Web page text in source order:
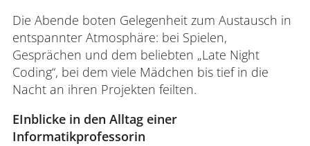
Die Abende boten Gelegenheit zum Austausch in
entspannter Atmosphäre: bei Spielen,
Gesprächen und dem beliebten „Late Night
Coding“, bei dem viele Mädchen bis tief in die
Nacht an ihren Projekten feilten.
EInblicke in den Alltag einer
Informatikprofessorin